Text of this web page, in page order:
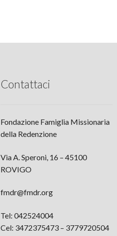
Contattaci
Fondazione Famiglia Missionaria
della Redenzione
Via A. Speroni, 16 – 45100
ROVIGO
fmdr@fmdr.org
Tel: 042524004
Cel: 3472375473 – 3779720504